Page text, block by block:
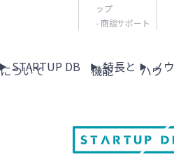
ップ
- 商談サポート
STARTUP DB
について 特長と
機能 ノウ
ハウ